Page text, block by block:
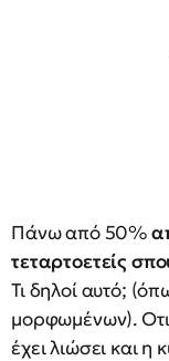
Πάνω από 50%
τεταρτοετείς
Τι δηλοί αυτό;
μορφωμένων).
έχει λιώσει και η